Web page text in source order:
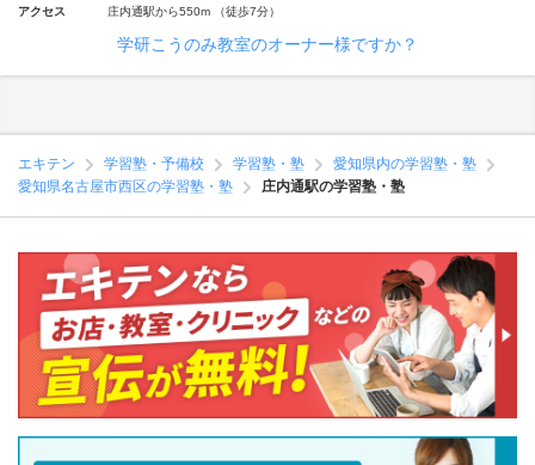
アクセス 庄内通駅から550m （徒歩7分）
学研こうのみ教室のオーナー様ですか？
エキテン 学習塾・予備校 学習塾・塾
愛知県内の学習塾・塾
愛知県名古屋市西区の学習塾・塾
庄内通駅の学習塾・塾